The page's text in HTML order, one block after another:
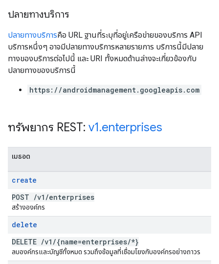
ปลายทางบริการ
ปลายทางบริการคือ URL ฐานที่ระบุที่อยู่เครือข่ายของบริการ API
บริการหนึ่งๆ อาจมีปลายทางบริการหลายรายการ บริการนี้มีปลาย
ทางของบริการต่อไปนี้ และ URI ทั้งหมดด้านล่างจะเกี่ยวข้องกับ
ปลายทางของบริการนี้
https://androidmanagement.googleapis.com
ทรัพยากร REST: v1.enterprises
เมธอด
create
POST /v1 /enterprises
สร้างองค์กร
delete
DELETE /v1 /{name=enterprises/*}
ลบองค์กรและบัญชีทั้งหมด รวมถึงข้อมูลที่เชื่อมโยงกับองค์กรอย่างถาวร